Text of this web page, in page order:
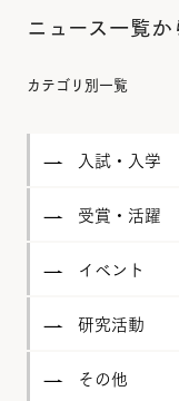
ニュース一覧か
カテゴリ別一覧
入試・入学
受賞・活躍
イベント
研究活動
その他